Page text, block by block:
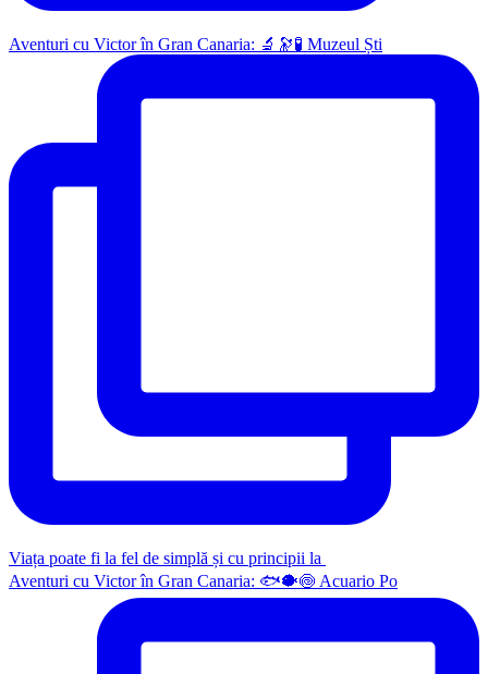
Aventuri cu Victor în Gran Canaria: 🔬🔭🧪 Muzeul Ști
Viața poate fi la fel de simplă și cu principii la
Aventuri cu Victor în Gran Canaria: 🐟🐡🍥 Acuario Po